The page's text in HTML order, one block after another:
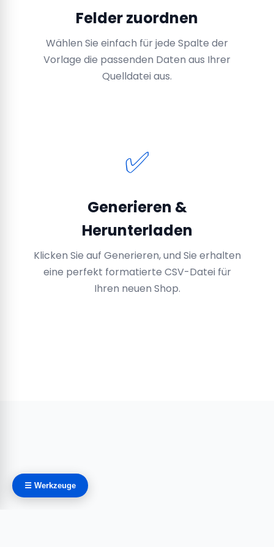
☰ Werkzeuge
Felder zuordnen
Wählen Sie einfach für jede Spalte der
Vorlage die passenden Daten aus Ihrer
Quelldatei aus.
✅
Generieren &
Herunterladen
Klicken Sie auf Generieren, und Sie erhalten
eine perfekt formatierte CSV-Datei für
Ihren neuen Shop.